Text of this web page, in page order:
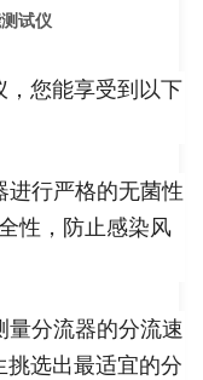
，您能享受到以下
进行严格的无菌性
性，防止感染风
量分流器的分流速
挑选出最适宜的分